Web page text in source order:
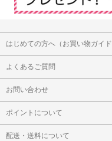
はじめての方へ（お買い物ガイド
よくあるご質問
お問い合わせ
ポイントについて
配送・送料について